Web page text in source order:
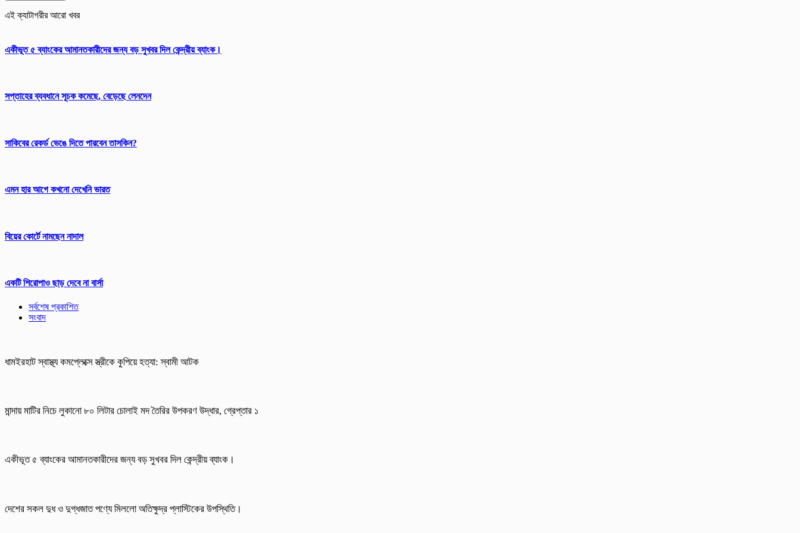
এই ক্যাটাগরীর আরো খবর
একীভূত ৫ ব্যাংকের আমানতকারীদের জন্য বড় সুখবর দিল কেন্দ্রীয় ব্যাংক।
সপ্তাহের ব্যবধানে সূচক কমেছে, বেড়েছে লেনদেন
সাকিবের রেকর্ড ভেঙে দিতে পারবেন তাসকিন?
এমন হার আগে কখনো দেখেনি ভারত
বিয়ের কোর্টে নামছেন নাদাল
একটি শিরোপাও ছাড় দেবে না বার্সা
সর্বশেষ প্রকাশিত
সংবাদ
ধামইরহাট স্বাস্থ্য কমপ্লেক্সে স্ত্রীকে কুপিয়ে হত্যা: স্বামী আটক
মান্দায় মাটির নিচে লুকানো ৮০ লিটার চোলাই মদ তৈরির উপকরণ উদ্ধার, গ্রেপ্তার ১
একীভূত ৫ ব্যাংকের আমানতকারীদের জন্য বড় সুখবর দিল কেন্দ্রীয় ব্যাংক।
দেশের সকল দুধ ও দুগ্ধজাত পণ্যে মিললো অতিক্ষুদ্র প্লাস্টিকের উপস্থিতি।